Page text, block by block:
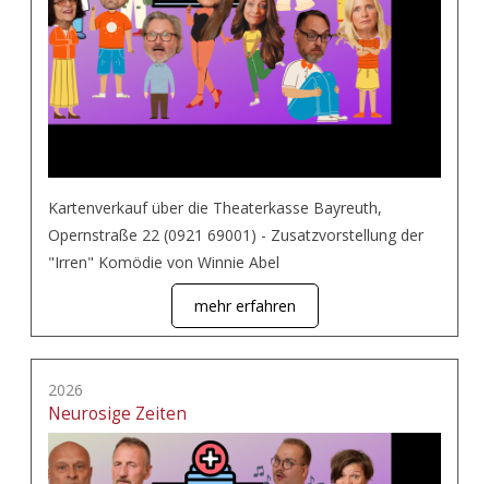
Kartenverkauf über die Theaterkasse Bayreuth,
Opernstraße 22 (0921 69001) - Zusatzvorstellung der
"Irren" Komödie von Winnie Abel
mehr erfahren
2026
Neurosige Zeiten